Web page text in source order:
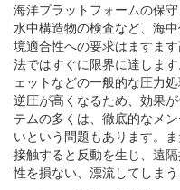
海洋プラットフォームの保
水中構造物の検査など、海
境適合性への要求はますま
法ではすぐに限界に達しま
ェットなどの一般的な圧力
逆圧が高くなるため、効果
テムの多くは、徹底的なメ
いという問題もあります。
接触すると反動を生じ、遠
性を損ない、漂流してしまう